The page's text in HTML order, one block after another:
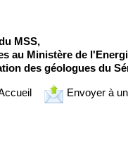
MSS,
au Ministère de
des géologues du
Envoyer à